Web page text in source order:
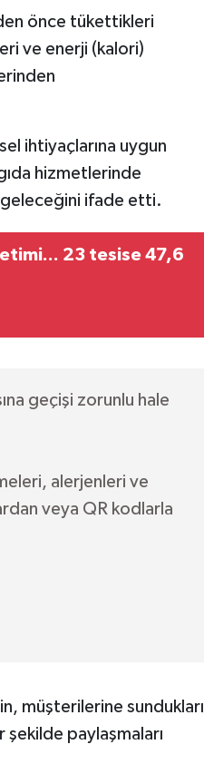
önce tükettikleri
ve enerji (kalori)
ihtiyaçlarına uygun
hizmetlerinde
ifade etti.
23 tesise 47,6
geçişi zorunlu hale
alerjenleri ve
veya QR kodlarla
müşterilerine sundukları
paylaşmaları